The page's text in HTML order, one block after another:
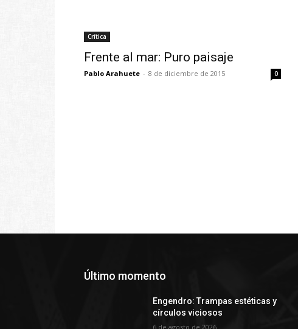
Crítica
Frente al mar: Puro paisaje
Pablo Arahuete - 8 de diciembre de 2015 0
Último momento
Engendro: Trampas estéticas y
círculos viciosos
6 de agosto de 2026